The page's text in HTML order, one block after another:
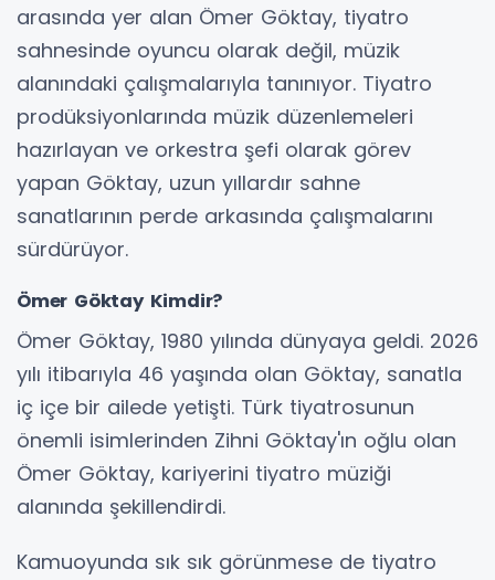
arasında yer alan Ömer Göktay, tiyatro
sahnesinde oyuncu olarak değil, müzik
alanındaki çalışmalarıyla tanınıyor. Tiyatro
prodüksiyonlarında müzik düzenlemeleri
hazırlayan ve orkestra şefi olarak görev
yapan Göktay, uzun yıllardır sahne
sanatlarının perde arkasında çalışmalarını
sürdürüyor.
Ömer Göktay Kimdir?
Ömer Göktay, 1980 yılında dünyaya geldi. 2026
yılı itibarıyla 46 yaşında olan Göktay, sanatla
iç içe bir ailede yetişti. Türk tiyatrosunun
önemli isimlerinden Zihni Göktay'ın oğlu olan
Ömer Göktay, kariyerini tiyatro müziği
alanında şekillendirdi.
Kamuoyunda sık sık görünmese de tiyatro